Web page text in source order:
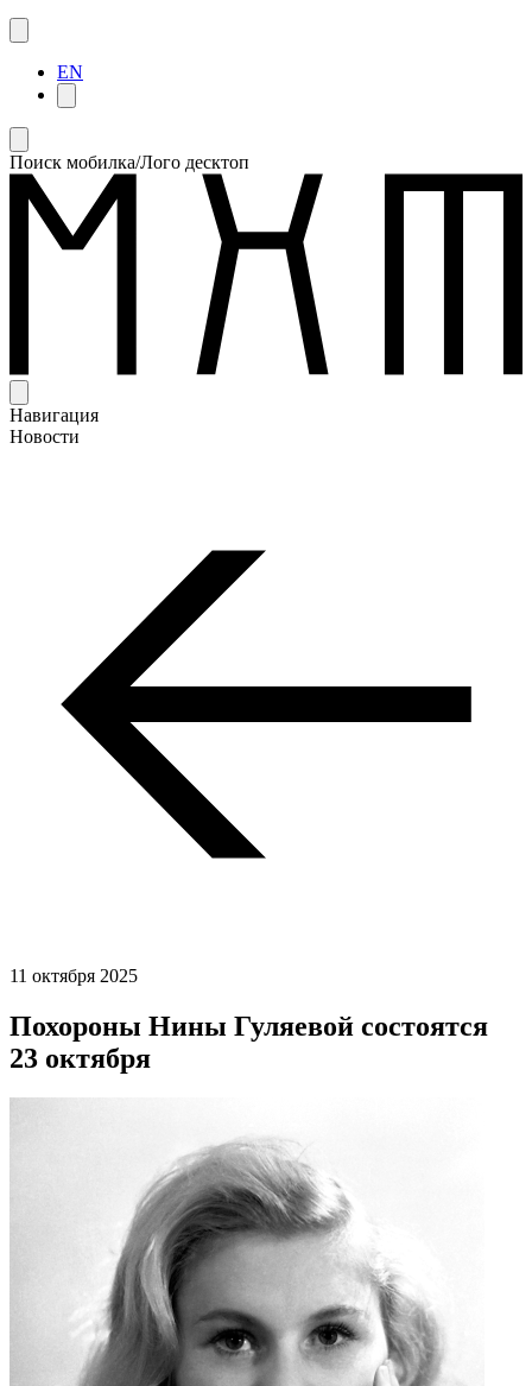
EN
Поиск мобилка/Лого десктоп
Навигация
Новости
11 октября 2025
Похороны Нины Гуляевой состоятся
23 октября